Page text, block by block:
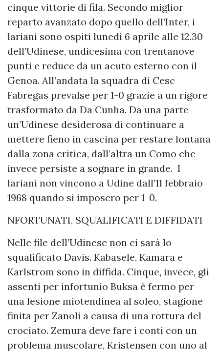
cinque vittorie di fila. Secondo miglior
reparto avanzato dopo quello dell’Inter, i
lariani sono ospiti lunedì 6 aprile alle 12.30
dell’Udinese, undicesima con trentanove
punti e reduce da un acuto esterno con il
Genoa. All’andata la squadra di Cesc
Fabregas prevalse per 1-0 grazie a un rigore
trasformato da Da Cunha. Da una parte
un’Udinese desiderosa di continuare a
mettere fieno in cascina per restare lontana
dalla zona critica, dall’altra un Como che
invece persiste a sognare in grande. I
lariani non vincono a Udine dall’11 febbraio
1968 quando si imposero per 1-0.
NFORTUNATI, SQUALIFICATI E DIFFIDATI
Nelle file dell’Udinese non ci sarà lo
squalificato Davis. Kabasele, Kamara e
Karlstrom sono in diffida. Cinque, invece, gli
assenti per infortunio Buksa è fermo per
una lesione miotendinea al soleo, stagione
finita per Zanoli a causa di una rottura del
crociato. Zemura deve fare i conti con un
problema muscolare, Kristensen con uno al